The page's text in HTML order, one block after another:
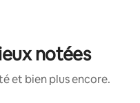
notées
et bien plus encore.